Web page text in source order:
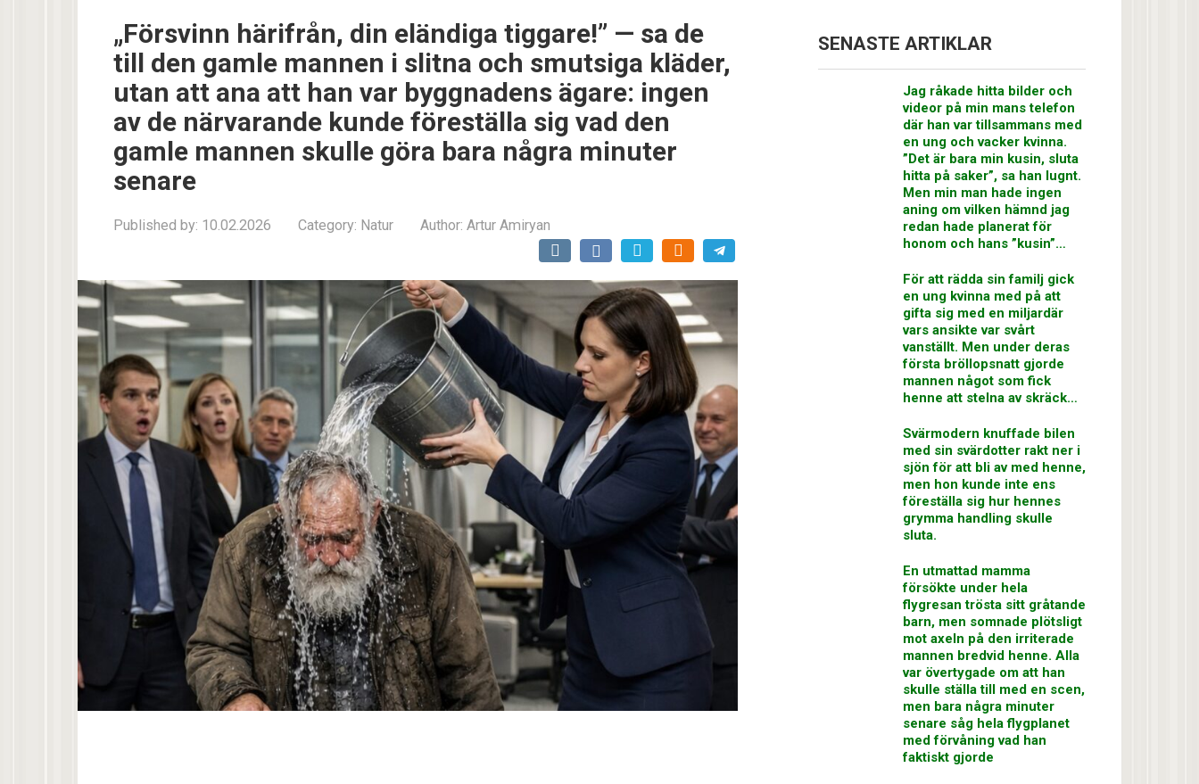
„Försvinn härifrån, din eländiga tiggare!” — sa de
till den gamle mannen i slitna och smutsiga kläder,
utan att ana att han var byggnadens ägare: ingen
av de närvarande kunde föreställa sig vad den
gamle mannen skulle göra bara några minuter
senare
Published by: 10.02.2026 Category: Natur Author: Artur Amiryan
SENASTE ARTIKLAR
Jag råkade hitta bilder och
videor på min mans telefon
där han var tillsammans med
en ung och vacker kvinna.
”Det är bara min kusin, sluta
hitta på saker”, sa han lugnt.
Men min man hade ingen
aning om vilken hämnd jag
redan hade planerat för
honom och hans ”kusin”…
För att rädda sin familj gick
en ung kvinna med på att
gifta sig med en miljardär
vars ansikte var svårt
vanställt. Men under deras
första bröllopsnatt gjorde
mannen något som fick
henne att stelna av skräck…
Svärmodern knuffade bilen
med sin svärdotter rakt ner i
sjön för att bli av med henne,
men hon kunde inte ens
föreställa sig hur hennes
grymma handling skulle
sluta.
En utmattad mamma
försökte under hela
flygresan trösta sitt gråtande
barn, men somnade plötsligt
mot axeln på den irriterade
mannen bredvid henne. Alla
var övertygade om att han
skulle ställa till med en scen,
men bara några minuter
senare såg hela flygplanet
med förvåning vad han
faktiskt gjorde